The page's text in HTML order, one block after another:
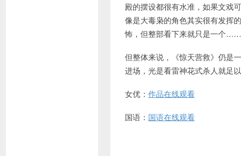
殿的摆设都很有水准，如果文戏
像是大毒枭的角色其实很有发挥
怖，但整部看下来就只是一个……
但整体来说，《惊天营救》仍是
进场，光是看雷神花式杀人就足
女优： 作品在线观看
国语： 国语在线观看